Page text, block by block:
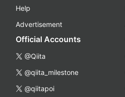
Help
Advertisement
Official Accounts
@Qiita
@qiita_milestone
@qiitapoi